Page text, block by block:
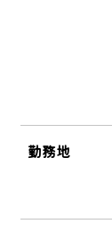
勤務地